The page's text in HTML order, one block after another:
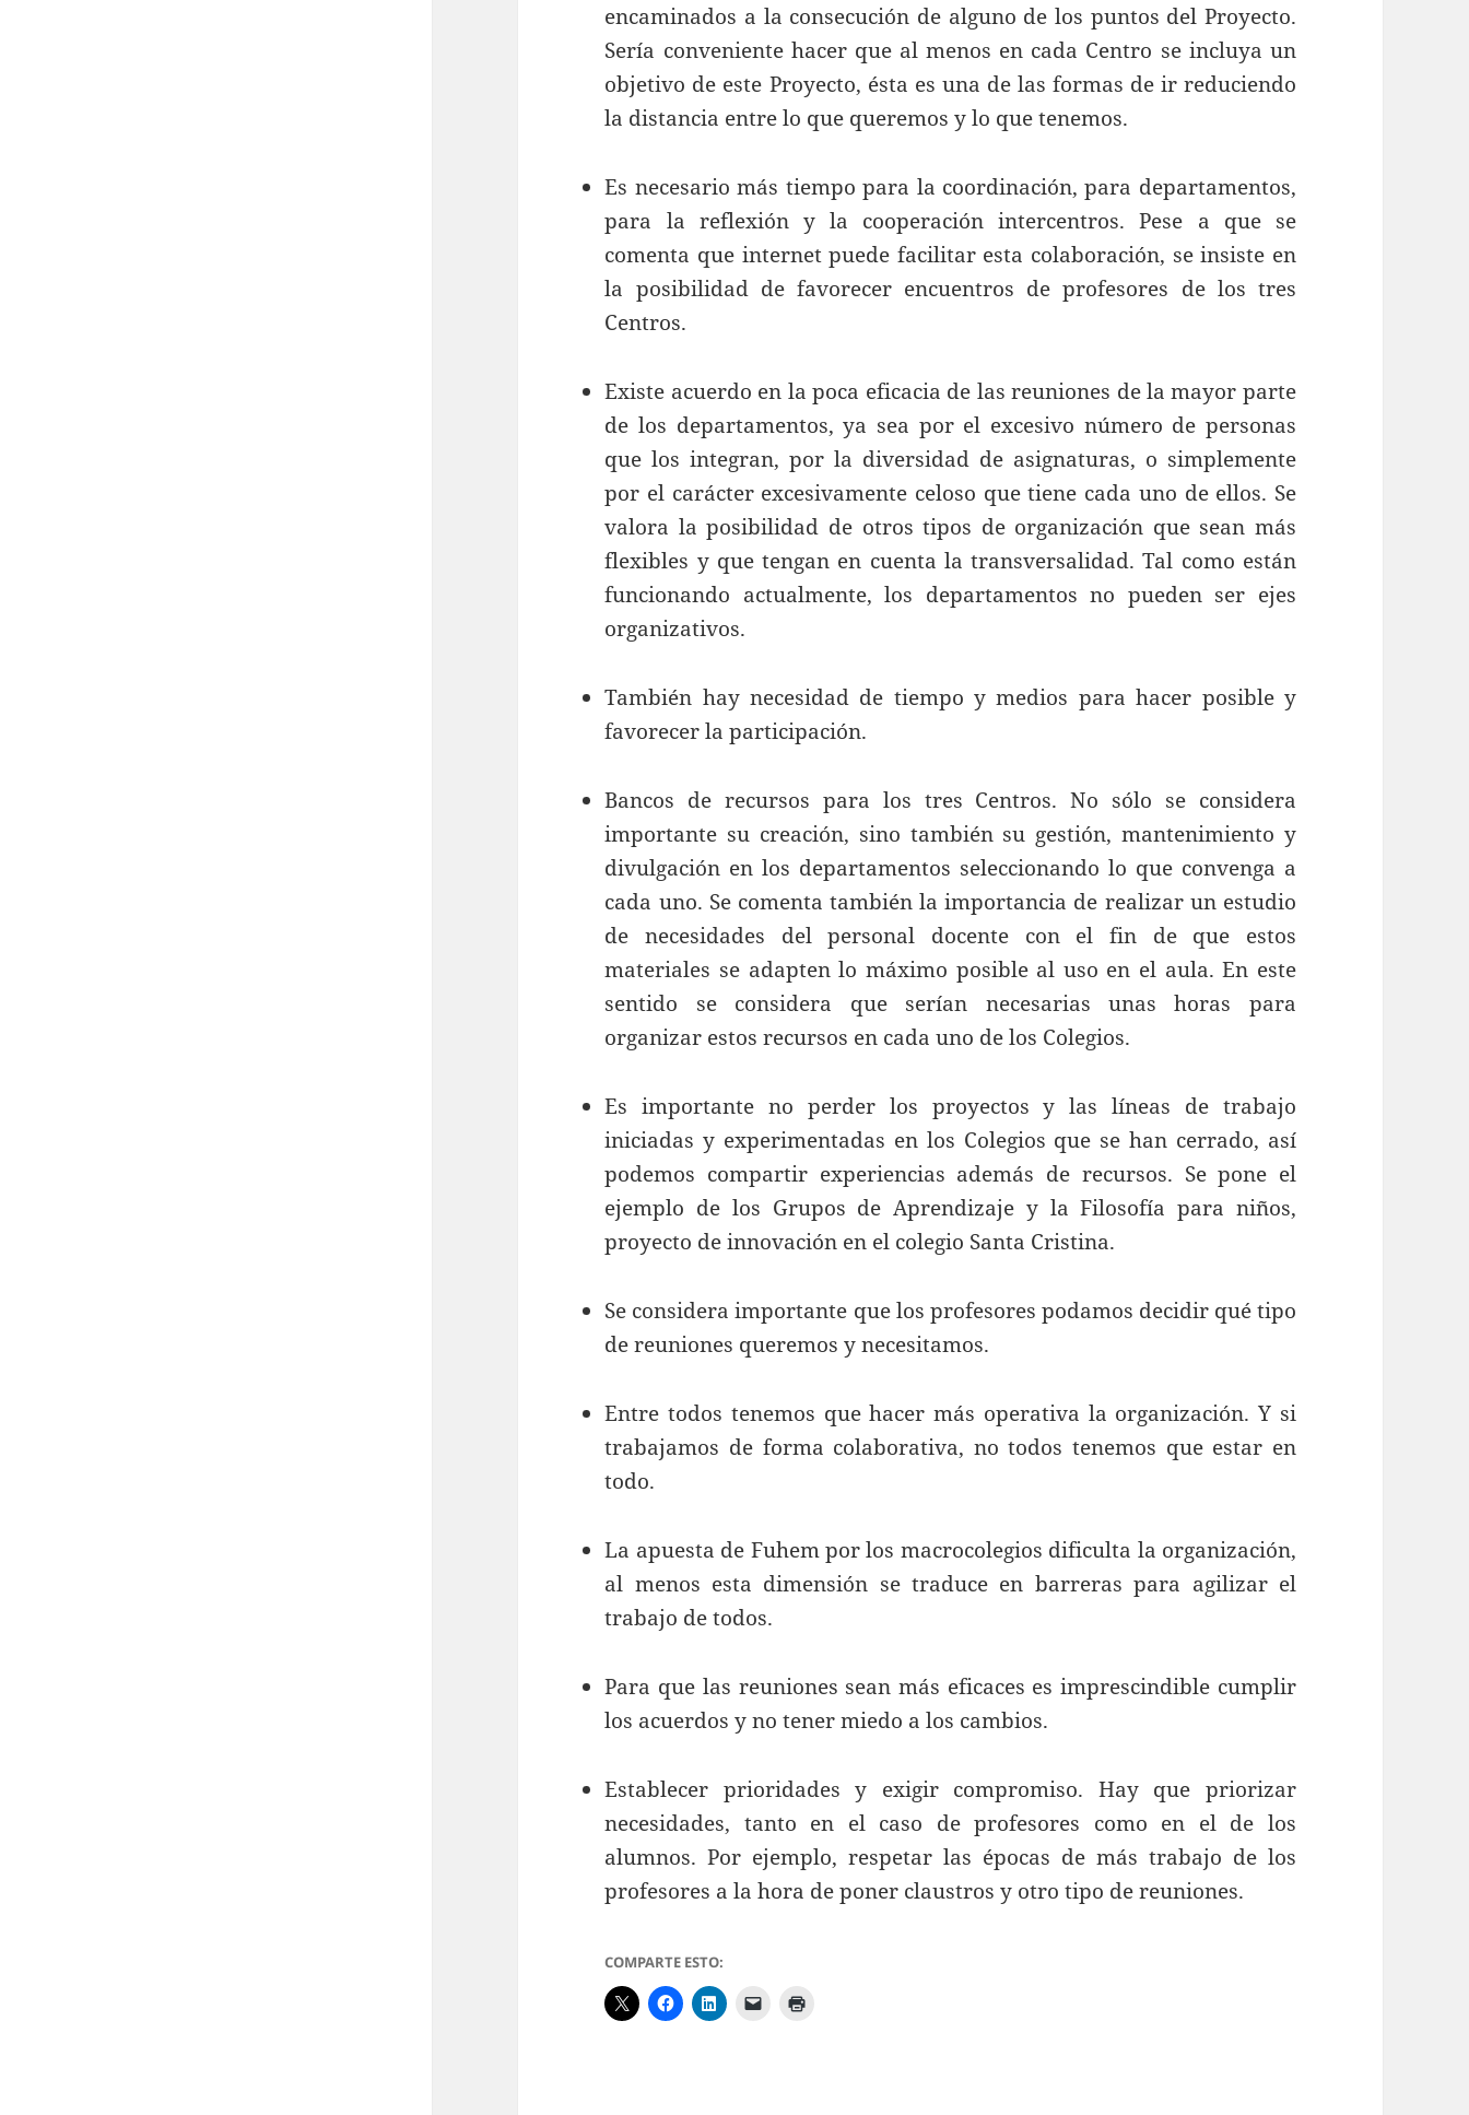
encaminados a la consecución de alguno de los puntos del Proyecto.
Sería conveniente hacer que al menos en cada Centro se incluya un
objetivo de este Proyecto, ésta es una de las formas de ir reduciendo
la distancia entre lo que queremos y lo que tenemos.
Es necesario más tiempo para la coordinación, para departamentos,
para la reflexión y la cooperación intercentros. Pese a que se
comenta que internet puede facilitar esta colaboración, se insiste en
la posibilidad de favorecer encuentros de profesores de los tres
Centros.
Existe acuerdo en la poca eficacia de las reuniones de la mayor parte
de los departamentos, ya sea por el excesivo número de personas
que los integran, por la diversidad de asignaturas, o simplemente
por el carácter excesivamente celoso que tiene cada uno de ellos. Se
valora la posibilidad de otros tipos de organización que sean más
flexibles y que tengan en cuenta la transversalidad. Tal como están
funcionando actualmente, los departamentos no pueden ser ejes
organizativos.
También hay necesidad de tiempo y medios para hacer posible y
favorecer la participación.
Bancos de recursos para los tres Centros. No sólo se considera
importante su creación, sino también su gestión, mantenimiento y
divulgación en los departamentos seleccionando lo que convenga a
cada uno. Se comenta también la importancia de realizar un estudio
de necesidades del personal docente con el fin de que estos
materiales se adapten lo máximo posible al uso en el aula. En este
sentido se considera que serían necesarias unas horas para
organizar estos recursos en cada uno de los Colegios.
Es importante no perder los proyectos y las líneas de trabajo
iniciadas y experimentadas en los Colegios que se han cerrado, así
podemos compartir experiencias además de recursos. Se pone el
ejemplo de los Grupos de Aprendizaje y la Filosofía para niños,
proyecto de innovación en el colegio Santa Cristina.
Se considera importante que los profesores podamos decidir qué tipo
de reuniones queremos y necesitamos.
Entre todos tenemos que hacer más operativa la organización. Y si
trabajamos de forma colaborativa, no todos tenemos que estar en
todo.
La apuesta de Fuhem por los macrocolegios dificulta la organización,
al menos esta dimensión se traduce en barreras para agilizar el
trabajo de todos.
Para que las reuniones sean más eficaces es imprescindible cumplir
los acuerdos y no tener miedo a los cambios.
Establecer prioridades y exigir compromiso. Hay que priorizar
necesidades, tanto en el caso de profesores como en el de los
alumnos. Por ejemplo, respetar las épocas de más trabajo de los
profesores a la hora de poner claustros y otro tipo de reuniones.
COMPARTE ESTO: